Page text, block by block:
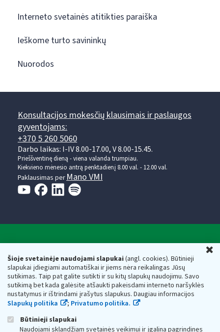
Šioje svetainėje naudojami slapukai(angl. cookies). Būtinieji
slapukai įdiegiami automatiškai ir jiems nėra reikalingas Jūsų
sutikimas. Taip pat galite sutikti ir su kitų slapukų naudojimu. Savo
sutikimą bet kada galėsite atšaukti pakeisdami interneto naršyklės
nustatymus ir ištrindami įrašytus slapukus. Daugiau informacijos
Slapukų politika
; Privatumo politika.
Būtinieji slapukai
Naudojami sklandžiam svetainės veikimui ir įgalina pagrindines
Interneto svetainės atitikties paraiška
Ieškome turto savininkų
Nuorodos
Konsultacijos mokesčių klausimais ir paslaugos
gyventojams:
+370 5 260 5060
Darbo laikas: I-IV 8.00-17.00, V 8.00-15.45.
Prieššventinę dieną - viena valanda trumpiau.
Kiekvieno mėnesio antrą penktadienį 8.00 val. - 12.00 val.
Paklausimas per Mano VMI
Respublikos finansų ministerijos
Biudžetinė įstaiga. Juridinio asmens kodas — 188659752,
adresas: Vasario 16-osios g. 14, 01107 Vilnius, Lietuva, el.paštas:
vmi@vmi.lt, E. pristatymo dėžutės adresas 188659752
Duomenys apie Valstybinę mokesčių inspekciją prie Lietuvos
Respublikos finansų ministerijos kaupiami ir saugomi Juridinių